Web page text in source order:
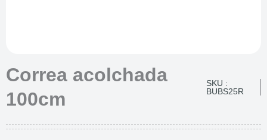
Correa acolchada
100cm
SKU :
BUBS25R